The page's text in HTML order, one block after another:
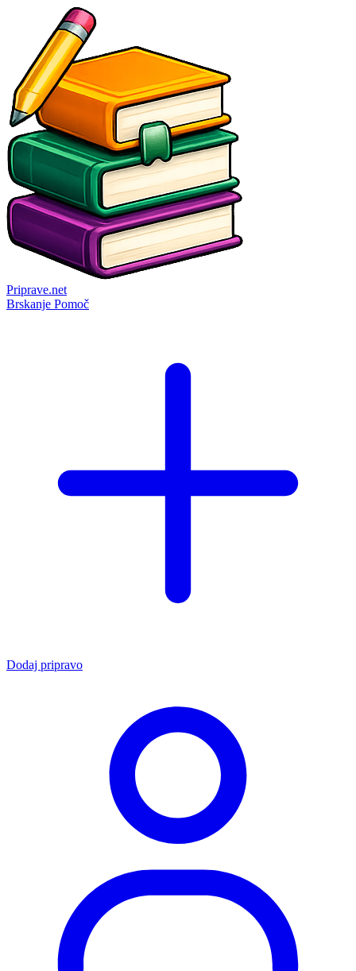
Priprave.net
Brskanje Pomoč
Dodaj pripravo